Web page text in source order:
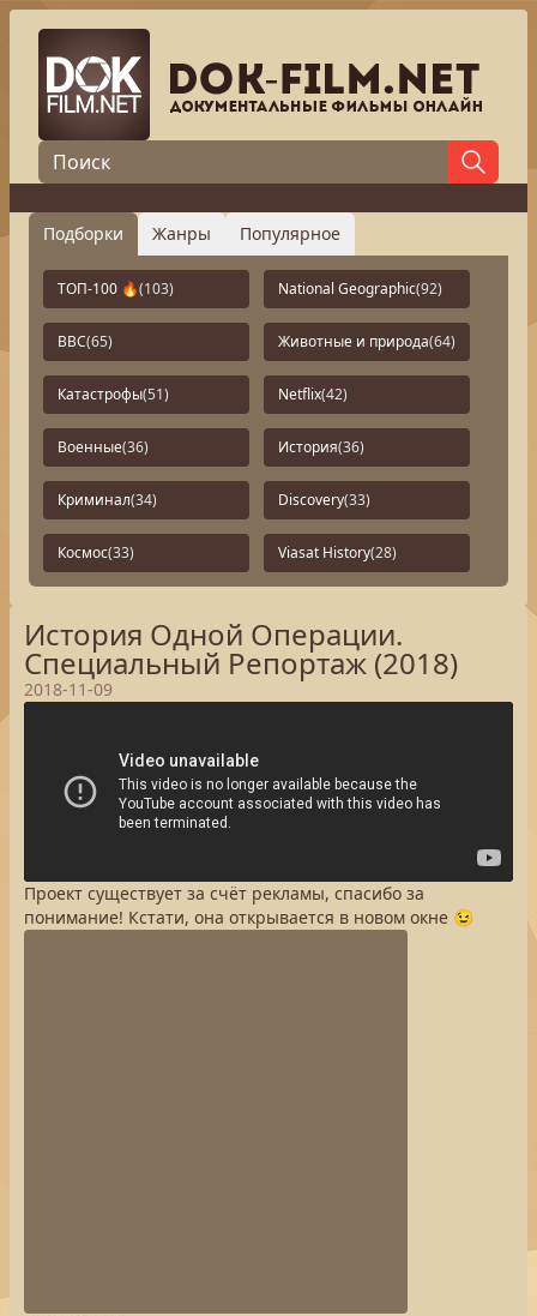
Подборки Жанры Популярное
ТОП-100 🔥(103) National Geographic(92)
BBC(65) Животные и природа(64)
Катастрофы(51) Netflix(42)
Военные(36) История(36)
Криминал(34) Discovery(33)
Космос(33) Viasat History(28)
История Одной Операции.
Специальный Репортаж (2018)
2018-11-09
Проект существует за счёт рекламы, спасибо за
понимание! Кстати, она открывается в новом окне 😉